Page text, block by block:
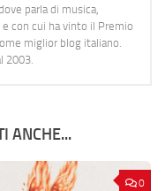
parla di musica,
con cui ha vinto il Premio
miglior blog italiano.
2003.
ANCHE...
0